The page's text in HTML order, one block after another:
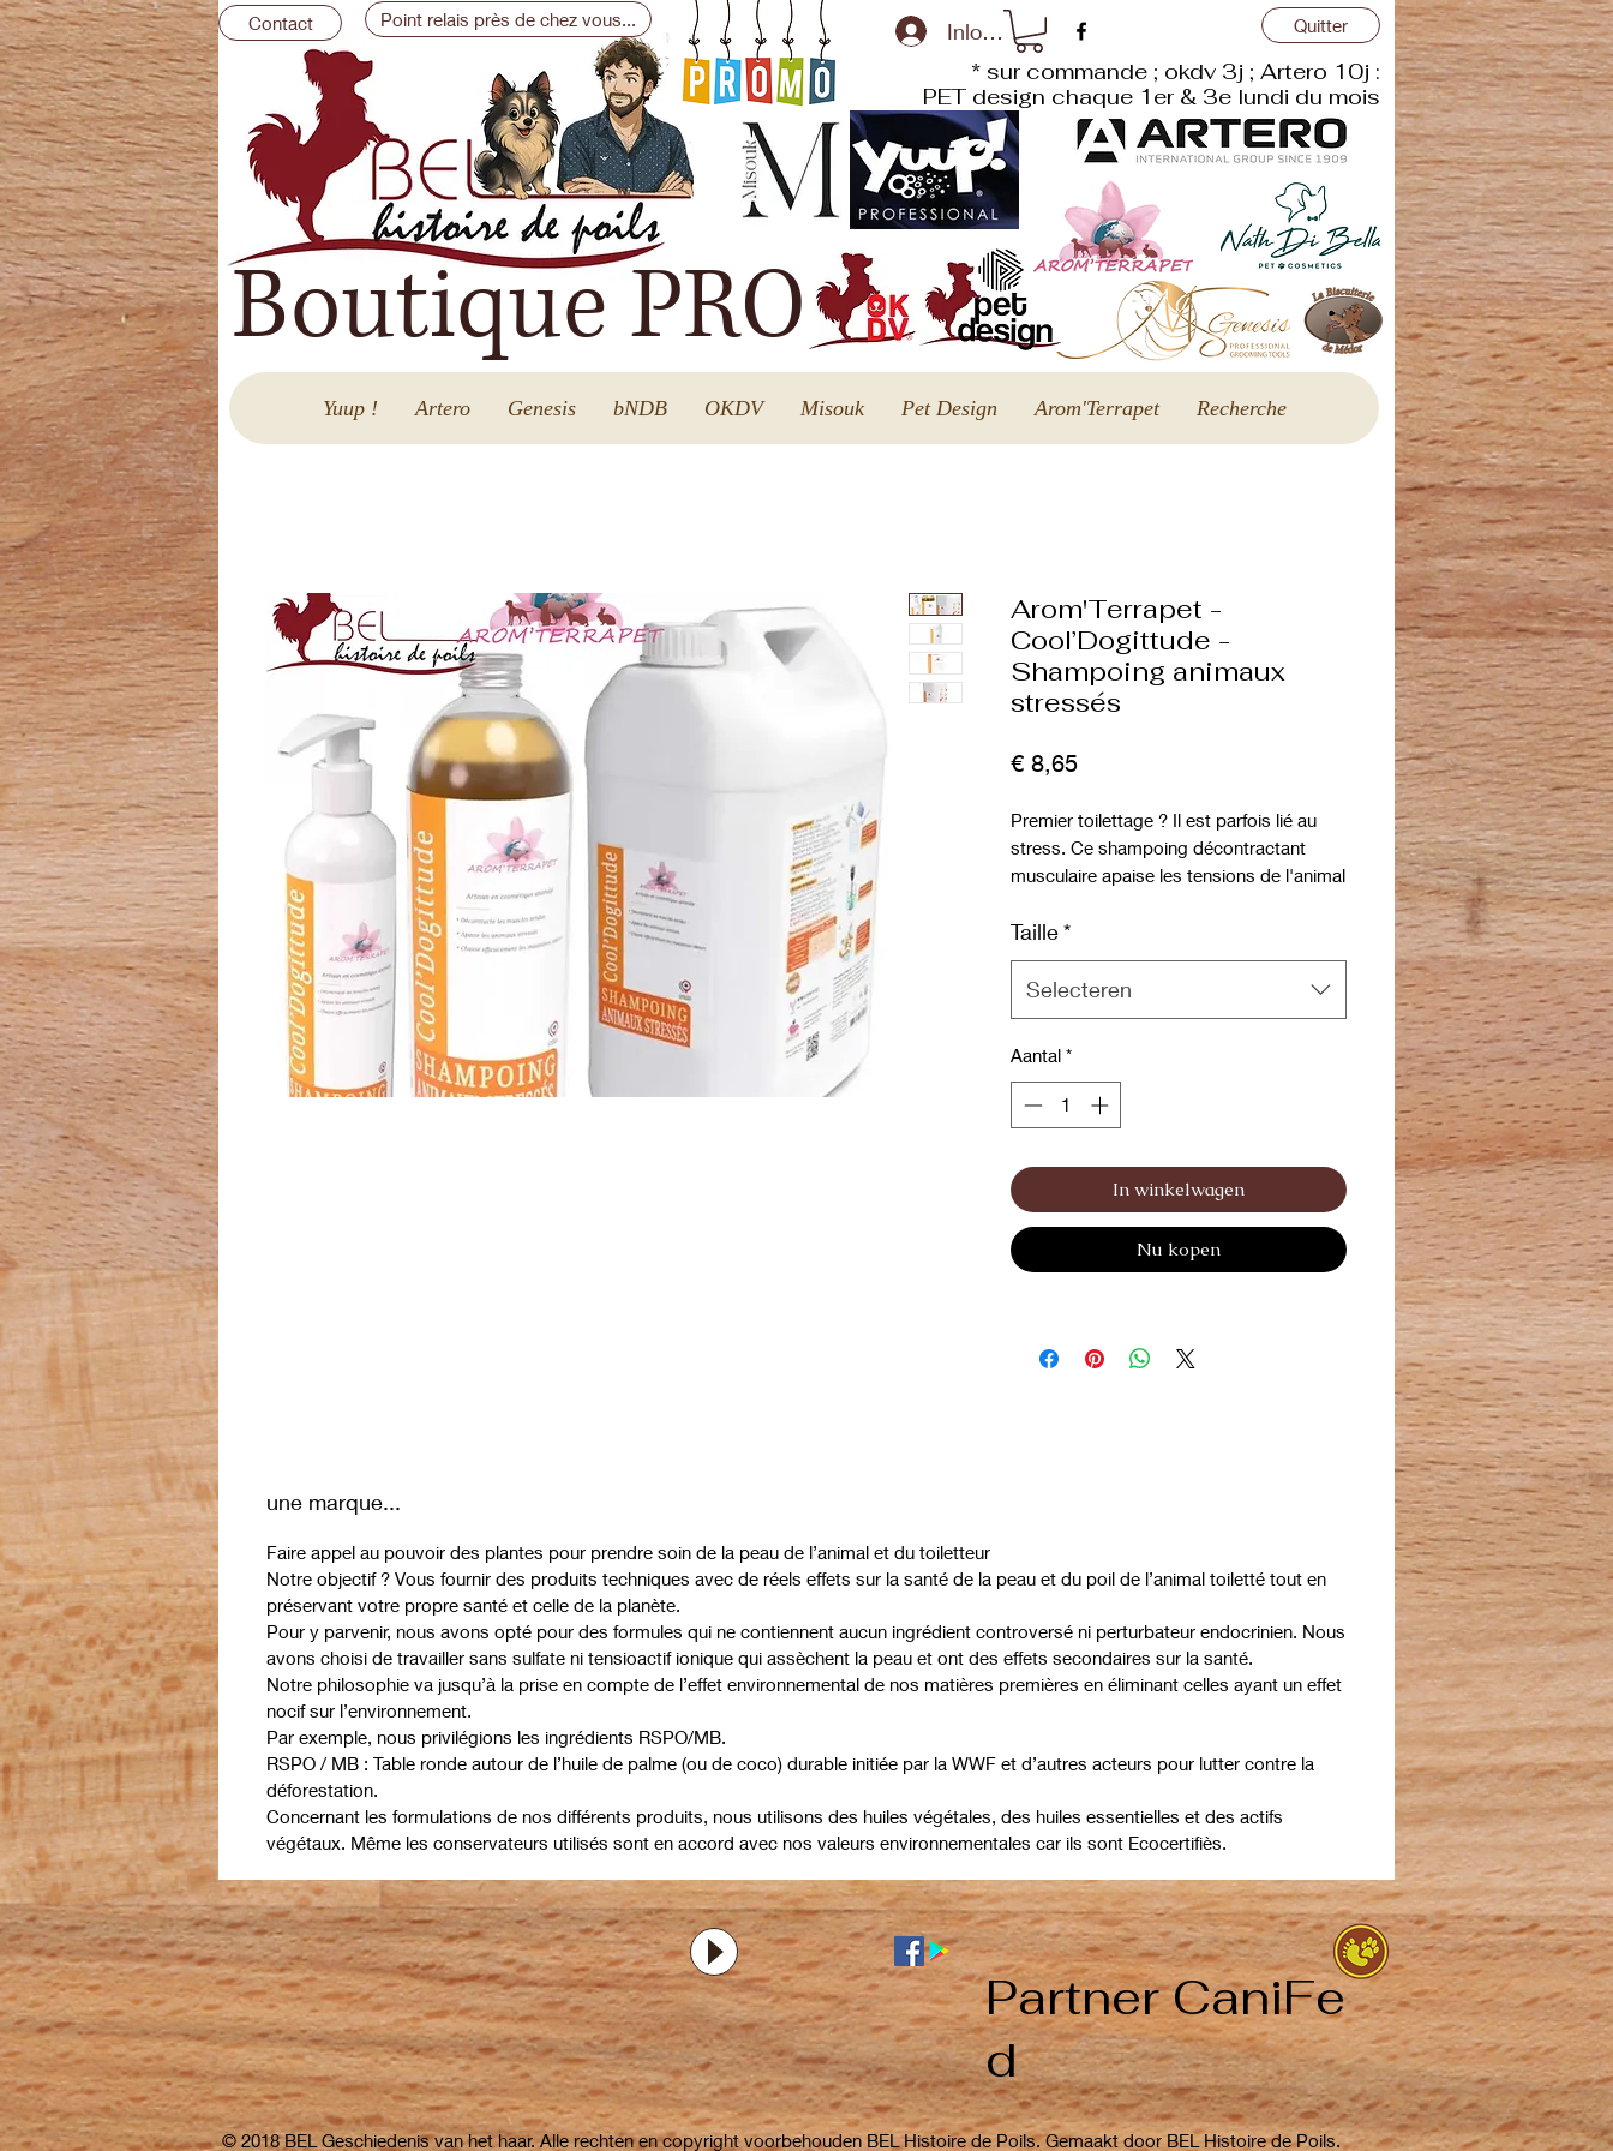
Contact Point relais près de chez vous... Inloggen
Boutique PRO
Quitter
* sur commande ; okdv 3j ; Artero 10j :
PET design chaque 1er & 3e lundi du mois
Yuup ! Artero Genesis bNDB OKDV Misouk Pet Design Arom'Terrapet Recherche
Arom'Terrapet -
Cool’Dogittude -
Shampoing animaux
stressés
€ 8,65Prijs
Premier toilettage ? Il est parfois lié au
stress. Ce shampoing décontractant
musculaire apaise les tensions de l'animal
propre. Ce shampoing est interdit pour
les chats(menthe poivrée).
Taille*
Selecteren
Aantal *
In winkelwagen
Nu kopen
une marque...
Faire appel au pouvoir des plantes pour prendre soin de la peau de l’animal et du toiletteur
Notre objectif ? Vous fournir des produits techniques avec de réels effets sur la santé de la peau et du poil de l’animal toiletté tout en
préservant votre propre santé et celle de la planète.
Pour y parvenir, nous avons opté pour des formules qui ne contiennent aucun ingrédient controversé ni perturbateur endocrinien. Nous
avons choisi de travailler sans sulfate ni tensioactif ionique qui assèchent la peau et ont des effets secondaires sur la santé.
Notre philosophie va jusqu’à la prise en compte de l’effet environnemental de nos matières premières en éliminant celles ayant un effet
nocif sur l’environnement.
Par exemple, nous privilégions les ingrédients RSPO/MB.
RSPO / MB : Table ronde autour de l’huile de palme (ou de coco) durable initiée par la WWF et d’autres acteurs pour lutter contre la
déforestation.
Concernant les formulations de nos différents produits, nous utilisons des huiles végétales, des huiles essentielles et des actifs
végétaux. Même les conservateurs utilisés sont en accord avec nos valeurs environnementales car ils sont Ecocertifiès.
Partner CaniFe
d
© 2018 BEL Geschiedenis van het haar. Alle rechten en copyright voorbehouden BEL Histoire de Poils. Gemaakt door BEL Histoire de Poils.